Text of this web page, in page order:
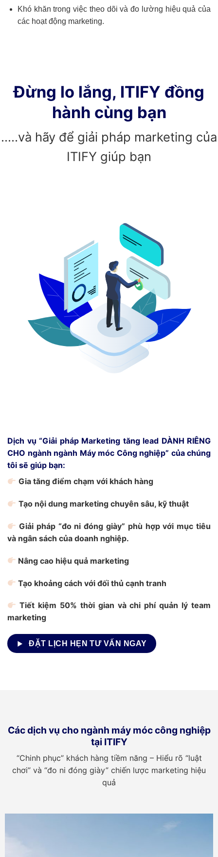
Khó khăn trong việc theo dõi và đo lường hiệu quả của
các hoạt động marketing.
Đừng lo lắng, ITIFY đồng
hành cùng bạn
…..và hãy để giải pháp marketing của
ITIFY giúp bạn
Dịch vụ “Giải pháp Marketing tăng lead DÀNH RIÊNG
CHO ngành ngành Máy móc Công nghiệp” của chúng
tôi sẽ giúp bạn:
Gia tăng điểm chạm với khách hàng
Tạo nội dung marketing chuyên sâu, kỹ thuật
Giải pháp “đo ni đóng giày” phù hợp với mục tiêu
và ngân sách của doanh nghiệp.
Nâng cao hiệu quả marketing
Tạo khoảng cách với đối thủ cạnh tranh
Tiết kiệm 50% thời gian và chi phí quản lý team
marketing
ĐẶT LỊCH HẸN TƯ VẤN NGAY
Các dịch vụ cho ngành máy móc công nghiệp
tại ITIFY
“Chinh phục” khách hàng tiềm năng – Hiểu rõ “luật
chơi” và “đo ni đóng giày” chiến lược marketing hiệu
quả